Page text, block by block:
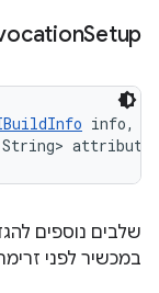
Setup
info,
String>
שלבים נוספים
במכשיר לפני